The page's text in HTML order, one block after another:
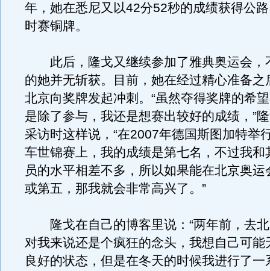
年，她在悉尼又以42分52秒的成绩获得公
时赛铜牌。
此后，隆戈又继续参加了雅典奥运会，
的她并无斩获。目前，她在经过精心准备之
北京向奖牌发起冲刺。“虽然夺得奖牌的希
是除了参与，我还是想赛出较好的成绩，”
采访时这样说，“在2007年德国斯图加特举
车世锦赛上，我的成绩是第七名，不过我和
员的水平相差不多，所以如果能在北京奥运
或第五，那我就会非常高兴了。”
隆戈在自己的博客里说：“两年前，去北
对我来说还是个疯狂的念头，我想自己可能
良好的状态，但是在冬天的时候我进行了一